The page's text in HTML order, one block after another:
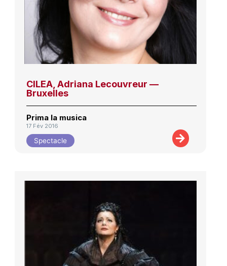
CILEA, Adriana Lecouvreur —
Bruxelles
Prima la musica
17 Fév 2016
Spectacle